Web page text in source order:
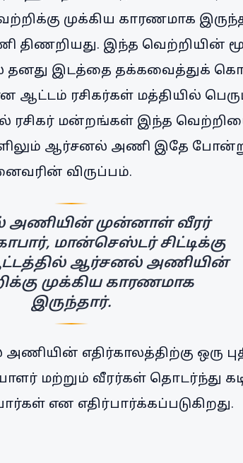
முக்கிய காரணமாக
திணறியது. இந்த வெற்றியின்
தனது இடத்தை தக்கவைத்துக்
ரசிகர்கள் மத்தியில்
ரசிகர் மன்றங்கள் இந்த
ஆர்சனல் அணி இதே
விருப்பம்.
முன்னாள் வீரர்
மான்செஸ்டர் சிட்டிக்கு
ஆர்சனல் அணியின்
முக்கிய காரணமாக
இருந்தார்.
எதிர்காலத்திற்கு ஒரு
மற்றும் வீரர்கள் தொடர்ந்து
என எதிர்பார்க்கப்படுகிறது.